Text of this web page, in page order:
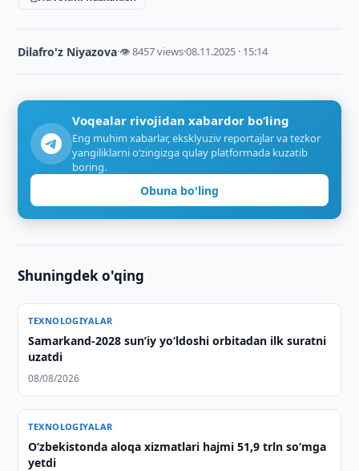
Dilafro'z Niyazova·👁 8457 views·08.11.2025 · 15:14
Voqealar rivojidan xabardor bo‘ling
Eng muhim xabarlar, eksklyuziv reportajlar va tezkor
yangiliklarni o‘zingizga qulay platformada kuzatib
boring.
Obuna bo'ling
Shuningdek o'qing
TEXNOLOGIYALAR
Samarkand-2028 sunʼiy yo‘ldoshi orbitadan ilk suratni
uzatdi
08/08/2026
TEXNOLOGIYALAR
O‘zbekistonda aloqa xizmatlari hajmi 51,9 trln so‘mga
yetdi